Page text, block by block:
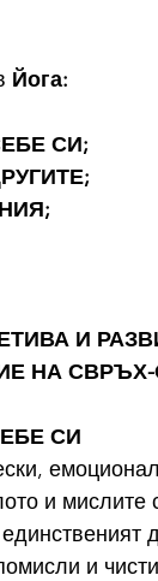
Йога:
СИ;
И
НА
СИ
и
и